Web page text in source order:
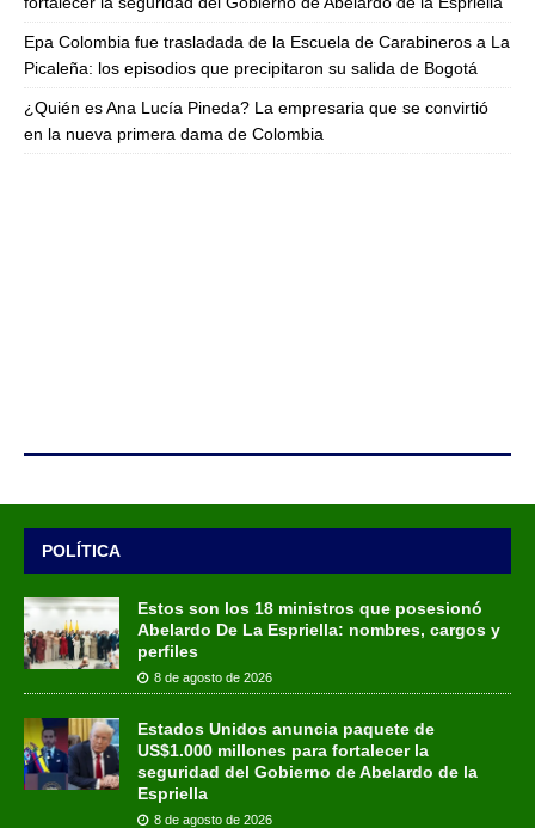
Epa Colombia fue trasladada de la Escuela de Carabineros a La
Picaleña: los episodios que precipitaron su salida de Bogotá
¿Quién es Ana Lucía Pineda? La empresaria que se convirtió
en la nueva primera dama de Colombia
POLÍTICA
Estos son los 18 ministros que posesionó
Abelardo De La Espriella: nombres, cargos y
perfiles
8 de agosto de 2026
Estados Unidos anuncia paquete de
US$1.000 millones para fortalecer la
seguridad del Gobierno de Abelardo de la
Espriella
8 de agosto de 2026